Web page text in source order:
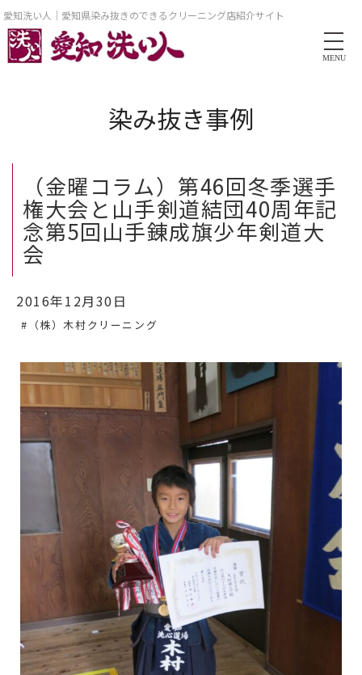
愛知洗い人｜愛知県染み抜きのできるクリーニング店紹介サイト
MENU
染み抜き事例
（金曜コラム）第46回冬季選手
権大会と山手剣道結団40周年記
念第5回山手錬成旗少年剣道大
会
2016年12月30日
#（株）木村クリーニング